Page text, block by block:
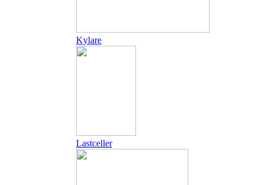
Kylare
Lastceller